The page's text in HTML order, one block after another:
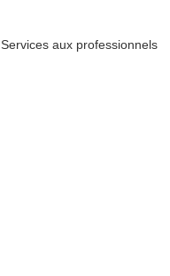
Services aux professionnels